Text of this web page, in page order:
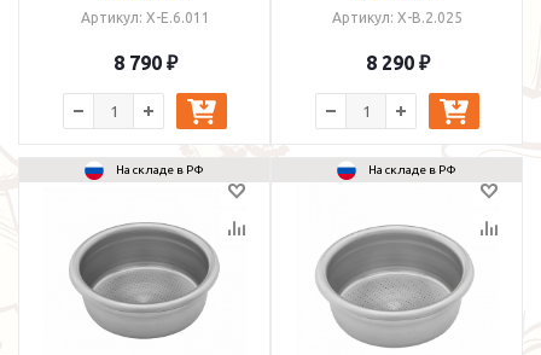
Артикул: X-E.6.011
8 790 ₽
Артикул: X-B.2.025
8 290 ₽
На складе в РФ На складе в РФ